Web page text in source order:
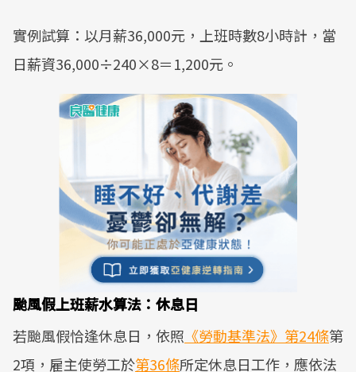
實例試算：以月薪36,000元，上班時數8小時計，當
日薪資36,000÷240×8＝1,200元。
颱風假上班薪水算法：休息日
若颱風假恰逢休息日，依照 《勞動基準法》第24條第
2項，雇主使勞工於第36條所定休息日工作，應依法